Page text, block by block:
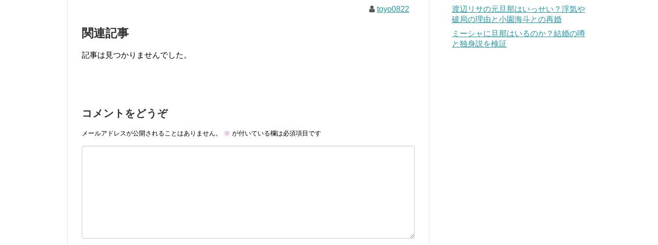
toyo0822
関連記事
記事は見つかりませんでした。
コメントをどうぞ
メールアドレスが公開されることはありません。 ※ が付いている欄は必須項目です
渡辺リサの元旦那はいっせい？浮気や
破局の理由と小園海斗との再婚
ミーシャに旦那はいるのか？結婚の噂
と独身説を検証